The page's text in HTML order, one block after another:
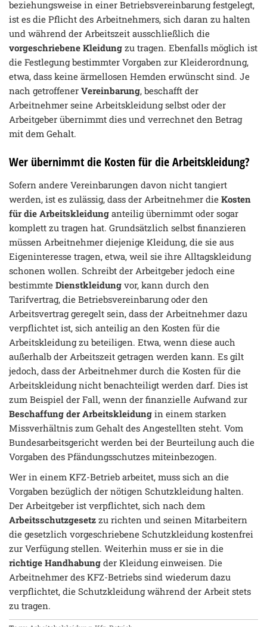
beziehungsweise in einer Betriebsvereinbarung festgelegt,
ist es die Pflicht des Arbeitnehmers, sich daran zu halten
und während der Arbeitszeit ausschließlich die
vorgeschriebene Kleidung zu tragen. Ebenfalls möglich ist
die Festlegung bestimmter Vorgaben zur Kleiderordnung,
etwa, dass keine ärmellosen Hemden erwünscht sind. Je
nach getroffener Vereinbarung, beschafft der
Arbeitnehmer seine Arbeitskleidung selbst oder der
Arbeitgeber übernimmt dies und verrechnet den Betrag
mit dem Gehalt.
Wer übernimmt die Kosten für die Arbeitskleidung?
Sofern andere Vereinbarungen davon nicht tangiert
werden, ist es zulässig, dass der Arbeitnehmer die Kosten
für die Arbeitskleidung anteilig übernimmt oder sogar
komplett zu tragen hat. Grundsätzlich selbst finanzieren
müssen Arbeitnehmer diejenige Kleidung, die sie aus
Eigeninteresse tragen, etwa, weil sie ihre Alltagskleidung
schonen wollen. Schreibt der Arbeitgeber jedoch eine
bestimmte Dienstkleidung vor, kann durch den
Tarifvertrag, die Betriebsvereinbarung oder den
Arbeitsvertrag geregelt sein, dass der Arbeitnehmer dazu
verpflichtet ist, sich anteilig an den Kosten für die
Arbeitskleidung zu beteiligen. Etwa, wenn diese auch
außerhalb der Arbeitszeit getragen werden kann. Es gilt
jedoch, dass der Arbeitnehmer durch die Kosten für die
Arbeitskleidung nicht benachteiligt werden darf. Dies ist
zum Beispiel der Fall, wenn der finanzielle Aufwand zur
Beschaffung der Arbeitskleidung in einem starken
Missverhältnis zum Gehalt des Angestellten steht. Vom
Bundesarbeitsgericht werden bei der Beurteilung auch die
Vorgaben des Pfändungsschutzes miteinbezogen.
Wer in einem KFZ-Betrieb arbeitet, muss sich an die
Vorgaben bezüglich der nötigen Schutzkleidung halten.
Der Arbeitgeber ist verpflichtet, sich nach dem
Arbeitsschutzgesetz zu richten und seinen Mitarbeitern
die gesetzlich vorgeschriebene Schutzkleidung kostenfrei
zur Verfügung stellen. Weiterhin muss er sie in die
richtige Handhabung der Kleidung einweisen. Die
Arbeitnehmer des KFZ-Betriebs sind wiederum dazu
verpflichtet, die Schutzkleidung während der Arbeit stets
zu tragen.